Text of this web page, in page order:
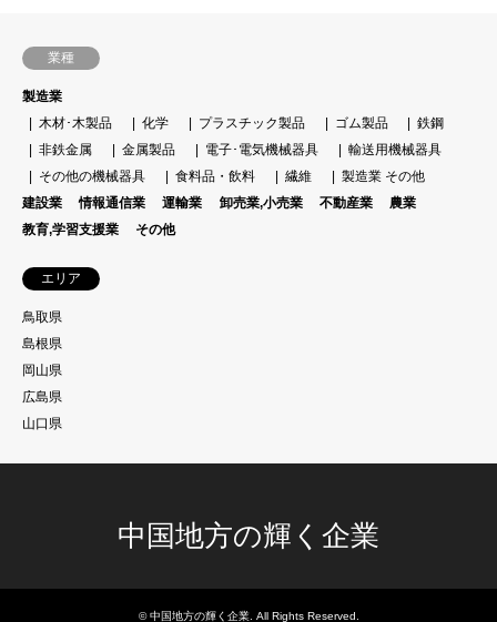
業種
製造業
木材･木製品
化学 プラスチック製品 ゴム製品
鉄鋼
非鉄金属
金属製品 電子･電気機械器具
輸送用機械器具
その他の機械器具
食料品・飲料 繊維
製造業 その他
建設業
情報通信業 運輸業 卸売業,小売業 不動産業
農業
教育,学習支援業
その他
エリア
鳥取県
島根県
岡山県
広島県
山口県
中国地方の輝く企業
©中国地方の輝く企業. All Rights Reserved.